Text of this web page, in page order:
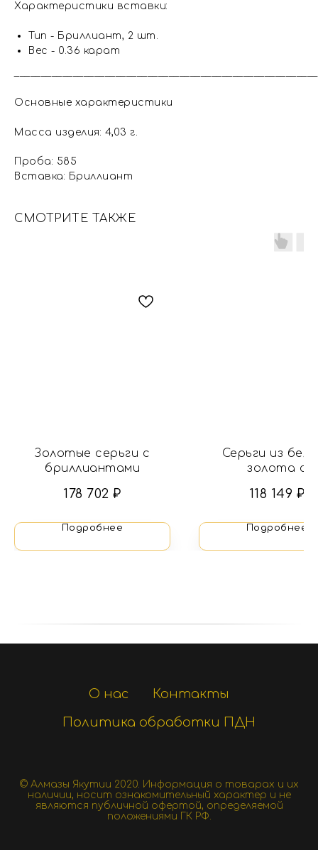
Характеристики вставки:
Тип - Бриллиант, 2 шт.
Вес - 0.36 карат
Основные характеристики
Масса изделия: 4,03 г.
Проба: 585
Вставка: Бриллиант
СМОТРИТЕ ТАКЖЕ
Золотые серьги с
бриллиантами
178 702 ₽
Подробнее
Серьги из
золота с
118 149 ₽
Подробнее
О нас
Контакты
Политика обработки ПДН
© Алмазы Якутии 2020. Информация о товарах и их
наличии, носит ознакомительный характер и не
являются публичной офертой, определяемой
положениями ГК РФ.